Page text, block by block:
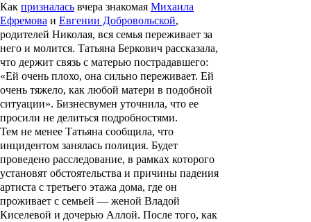
Как призналась вчера знакомая Михаила
Ефремова и Евгении Добровольской,
родителей Николая, вся семья переживает за
него и молится. Татьяна Беркович рассказала,
что держит связь с матерью пострадавшего:
«Ей очень плохо, она сильно переживает. Ей
очень тяжело, как любой матери в подобной
ситуации». Бизнесвумен уточнила, что ее
просили не делиться подробностями.
Тем не менее Татьяна сообщила, что
инцидентом занялась полиция. Будет
проведено расследование, в рамках которого
установят обстоятельства и причины падения
артиста с третьего этажа дома, где он
проживает с семьей — женой Владой
Киселевой и дочерью Аллой. После того, как